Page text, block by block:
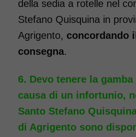
da
Noleggio
pieghevole ad
ridotto - con
- Seduta
della sedia a rotelle nel
Stefano Quisquina in
Agrigento, concordando
consegna.
Devo tenere la
causa di un infortunio,
Santo Stefano
di Agrigento sono